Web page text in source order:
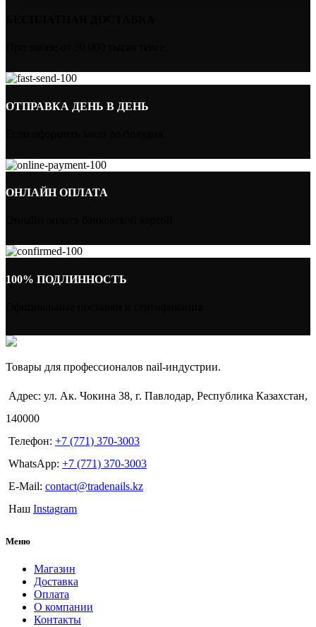
ОТПРАВКА ДЕНЬ В ДЕНЬ
ОНЛАЙН ОПЛАТА
100% ПОДЛИННОСТЬ
Товары для профессионалов nail-индустрии.
Адрес: ул. Ак. Чокина 38, г. Павлодар, Республика Казахстан,
140000
Телефон: +7 (771) 370-3003
WhatsApp: +7 (771) 370-3003
E-Mail: contact@tradenails.kz
Наш Instagram
Меню
Магазин
Доставка
Оплата
О компании
Контакты